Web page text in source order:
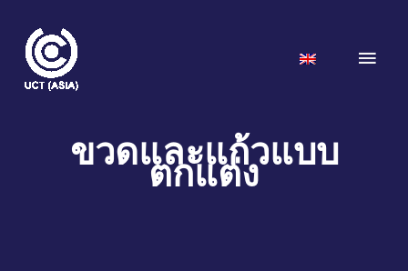
content
Main
ขวดและแก้วแบบ
ตกแต่ง